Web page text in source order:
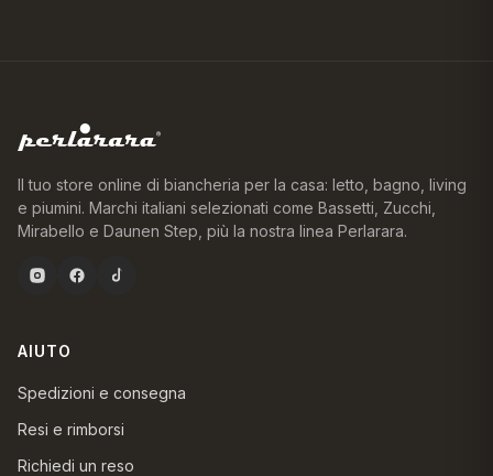
Il tuo store online di biancheria per la casa: letto, bagno, living
e piumini. Marchi italiani selezionati come Bassetti, Zucchi,
Mirabello e Daunen Step, più la nostra linea Perlarara.
AIUTO
Spedizioni e consegna
Resi e rimborsi
Richiedi un reso